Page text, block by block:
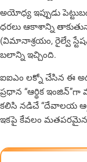
అయోధ్య ఇప్పుడు
ధరలు ఆకాశాన్ని
(విమానాశ్రయం, రైల్వే
బలాన్ని ఇచ్చింది.
ఐఐఎం లక్నో చేసిన ఈ
ప్రధాన “ఆర్థిక ఇంజిన్”గా
కలిసి నడిచే “దేవాలయ
ఇకపై కేవలం మతపరమైన